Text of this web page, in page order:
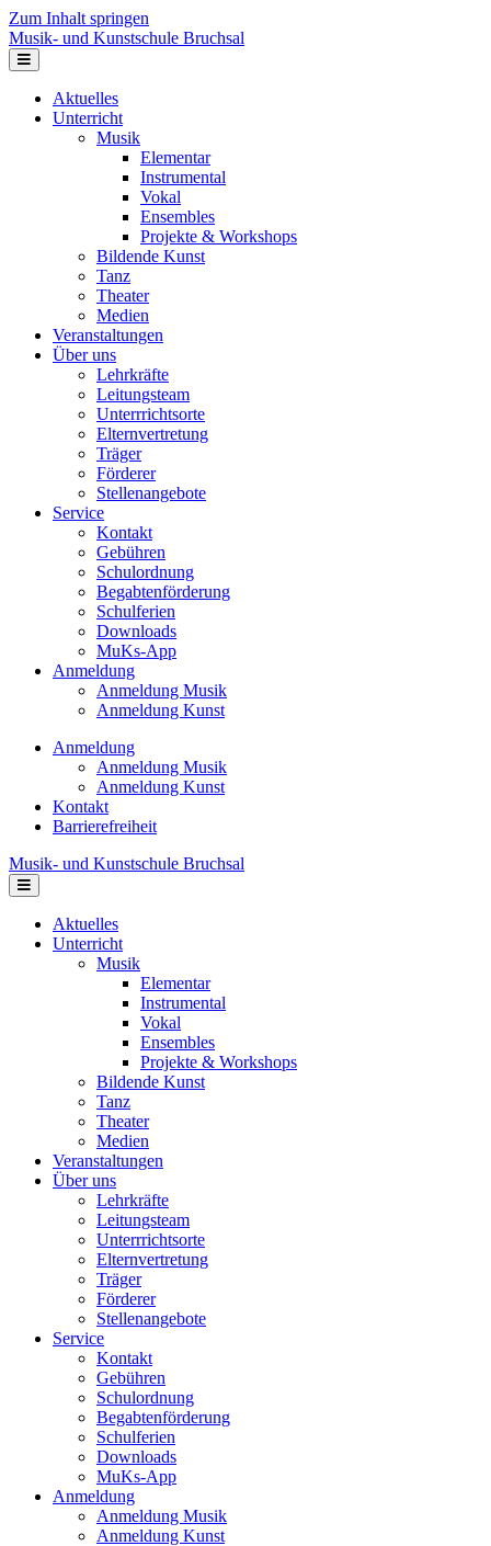
Zum Inhalt springen
Musik- und Kunstschule Bruchsal
Navigation
Aktuelles
Unterricht
Musik
Elementar
Instrumental
Vokal
Ensembles
Projekte & Workshops
Bildende Kunst
Tanz
Theater
Medien
Veranstaltungen
Über uns
Lehrkräfte
Leitungsteam
Unterrrichtsorte
Elternvertretung
Träger
Förderer
Stellenangebote
Service
Kontakt
Gebühren
Schulordnung
Begabtenförderung
Schulferien
Downloads
MuKs-App
Anmeldung
Anmeldung Musik
Anmeldung Kunst
Anmeldung
Anmeldung Musik
Anmeldung Kunst
Kontakt
Barrierefreiheit
Musik- und Kunstschule Bruchsal
Navigation
Aktuelles
Unterricht
Musik
Elementar
Instrumental
Vokal
Ensembles
Projekte & Workshops
Bildende Kunst
Tanz
Theater
Medien
Veranstaltungen
Über uns
Lehrkräfte
Leitungsteam
Unterrrichtsorte
Elternvertretung
Träger
Förderer
Stellenangebote
Service
Kontakt
Gebühren
Schulordnung
Begabtenförderung
Schulferien
Downloads
MuKs-App
Anmeldung
Anmeldung Musik
Anmeldung Kunst